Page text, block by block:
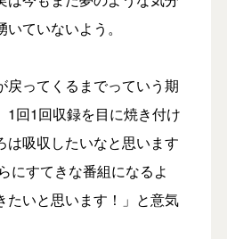
ていないよう。
ってくるまでっていう期
1回1回収録を目に焼き付け
は吸収したいなと思います
にすてきな番組になるよ
たいと思います！」と意気